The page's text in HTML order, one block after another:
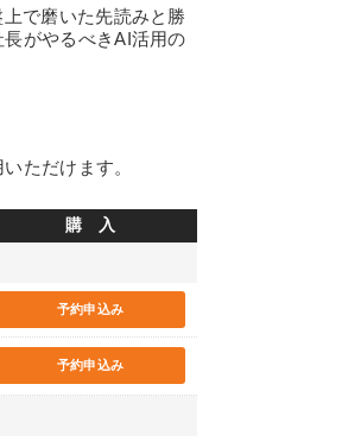
で磨いた先読みと勝
がやるべきAI活用の
ただけます。
購 入
予約申込み
予約申込み